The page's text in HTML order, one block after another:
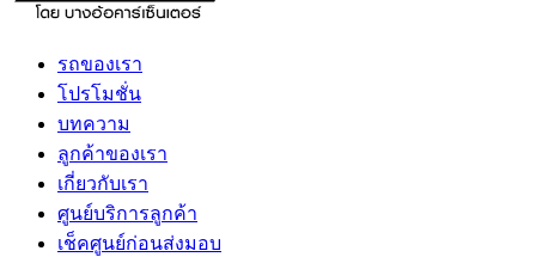
รถของเรา
โปรโมชั่น
บทความ
ลูกค้าของเรา
เกี่ยวกับเรา
ศูนย์บริการลูกค้า
เช็คศูนย์ก่อนส่งมอบ